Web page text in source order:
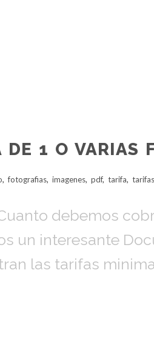
1 O VARIAS
, fotografias, imagenes, pdf, tarifa,
debemos
un interesante
las tarifas